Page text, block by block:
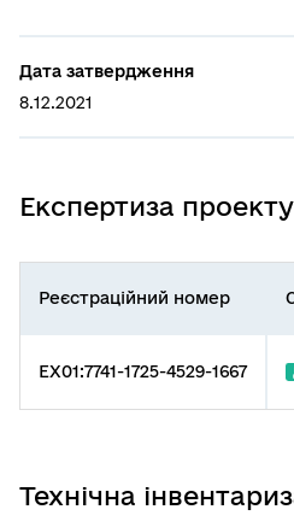
Дата затвердження
8.12.2021
Експертиза проекту
Реєстраційний номер
EX01:7741-1725-4529-1667
Технічна